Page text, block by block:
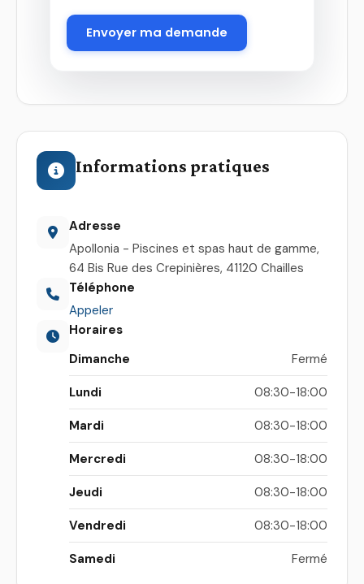
Envoyer ma demande
Informations pratiques
Adresse
Apollonia - Piscines et spas haut de gamme,
64 Bis Rue des Crepinières, 41120 Chailles
Téléphone
Appeler
Horaires
Dimanche
Fermé
Lundi 08:30-18:00
Mardi 08:30-18:00
Mercredi 08:30-18:00
Jeudi 08:30-18:00
Vendredi 08:30-18:00
Samedi Fermé